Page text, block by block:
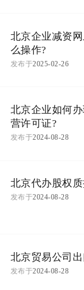
北京企业减资
么操作?
发布于2025-02-26
北京企业如何
营许可证?
发布于2024-08-28
北京代办股权
发布于2024-08-28
北京贸易公司
发布于2024-08-28